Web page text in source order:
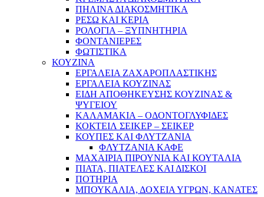
ΠΗΛΙΝΑ ΔΙΑΚΟΣΜΗΤΙΚΑ
ΡΕΣΩ ΚΑΙ ΚΕΡΙΑ
ΡΟΛΟΓΙΑ – ΞΥΠΝΗΤΗΡΙΑ
ΦΟΝΤΑΝΙΕΡΕΣ
ΦΩΤΙΣΤΙΚΑ
ΚΟΥΖΙΝΑ
ΕΡΓΑΛΕΙΑ ΖΑΧΑΡΟΠΛΑΣΤΙΚΗΣ
ΕΡΓΑΛΕΙΑ ΚΟΥΖΙΝΑΣ
ΕΙΔΗ ΑΠΟΘΗΚΕΥΣΗΣ ΚΟΥΖΙΝΑΣ &
ΨΥΓΕΙΟΥ
ΚΑΛΑΜΑΚΙΑ – ΟΔΟΝΤΟΓΛΥΦΙΔΕΣ
ΚΟΚΤΕΙΛ ΣΕΙΚΕΡ – ΣΕΙΚΕΡ
ΚΟΥΠΕΣ ΚΑΙ ΦΛΥΤΖΑΝΙΑ
ΦΛΥΤΖΑΝΙΑ ΚΑΦΕ
ΜΑΧΑΙΡΙΑ ΠΙΡΟΥΝΙΑ ΚΑΙ ΚΟΥΤΑΛΙΑ
ΠΙΑΤΑ, ΠΙΑΤΕΛΕΣ ΚΑΙ ΔΙΣΚΟΙ
ΠΟΤΗΡΙΑ
ΜΠΟΥΚΑΛΙΑ, ΔΟΧΕΙΑ ΥΓΡΩΝ, ΚΑΝΑΤΕΣ